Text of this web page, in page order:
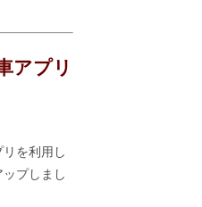
アプリ
を利用し
プしまし